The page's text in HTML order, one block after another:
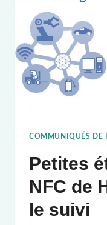
COMMUNIQUÉS DE
Petites
NFC de
le suivi